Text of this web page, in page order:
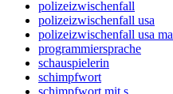
polizeizwischenfall
polizeizwischenfall usa
polizeizwischenfall usa
programmiersprache
schauspielerin
schimpfwort